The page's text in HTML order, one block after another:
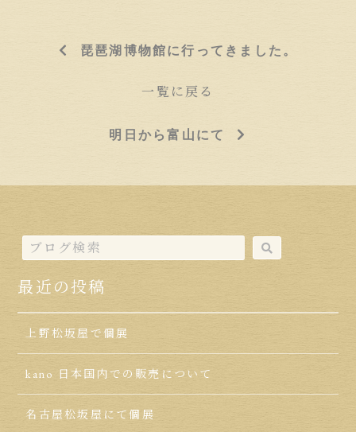
琵琶湖博物館に行ってきました。
一覧に戻る
明日から富山にて
最近の投稿
上野松坂屋で個展
kano 日本国内での販売について
名古屋松坂屋にて個展